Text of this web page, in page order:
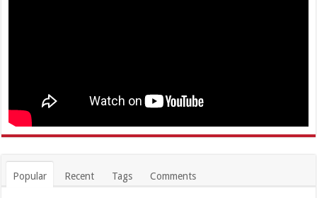
Popular Recent Tags Comments